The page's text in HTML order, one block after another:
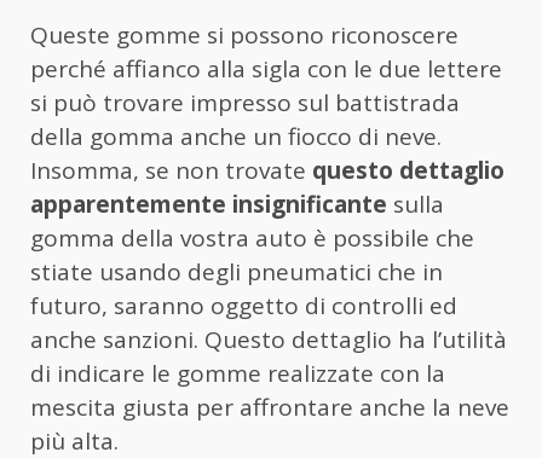
Queste gomme si possono riconoscere
perché affianco alla sigla con le due lettere
si può trovare impresso sul battistrada
della gomma anche un fiocco di neve.
Insomma, se non trovate questo dettaglio
apparentemente insignificante sulla
gomma della vostra auto è possibile che
stiate usando degli pneumatici che in
futuro, saranno oggetto di controlli ed
anche sanzioni. Questo dettaglio ha l’utilità
di indicare le gomme realizzate con la
mescita giusta per affrontare anche la neve
più alta.